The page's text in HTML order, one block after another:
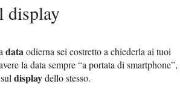
display
dataodierna sei costretto a chiederla ai tuoi
la data sempre “a portata di smartphone”,
displaydello stesso.